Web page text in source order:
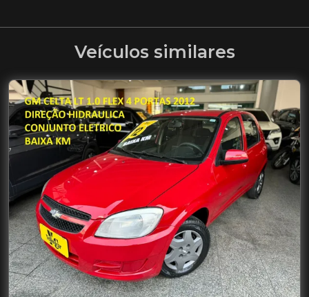
Veículos similares